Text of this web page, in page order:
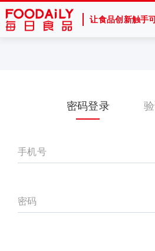
让食品创新触手
密码登录
手机号
密码